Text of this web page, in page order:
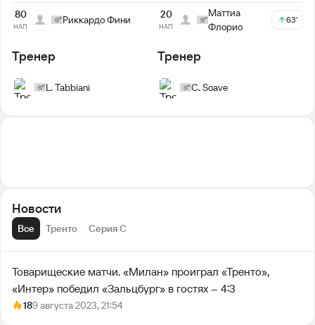
80
НАП
Риккардо Фини 20
НАП
Маттиа
Флорио
63'
Тренер
L. Tabbiani
Тренер
C. Soave
Новости
Все Тренто Серия С
Товарищеские матчи. «Милан» проиграл «Тренто»,
«Интер» победил «Зальцбург» в гостях – 4:3
189 августа 2023, 21:54